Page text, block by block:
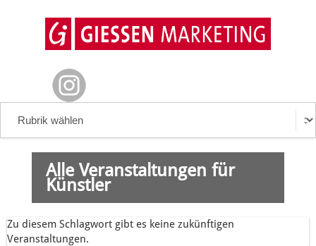
Alle Veranstaltungen für
Künstler
Zu diesem Schlagwort gibt es keine zukünftigen
Veranstaltungen.